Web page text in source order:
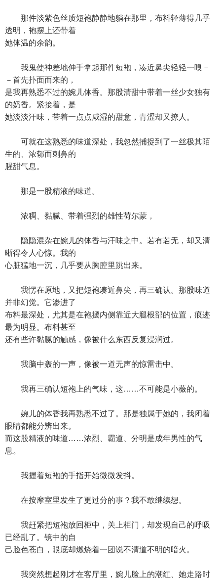
那件淡紫色丝质短袍静静地躺在那里，布料轻薄得几乎
透明，袍摆上还带着
她体温的余韵。
我鬼使神差地伸手拿起那件短袍，凑近鼻尖轻轻一嗅－
－首先扑面而来的，
是我再熟悉不过的婉儿体香。那股清甜中带着一丝少女独有
的奶香。紧接着，是
她淡淡汗味，带着一点点咸湿的甜意，青涩却又撩人。
可就在这熟悉的味道深处，我忽然捕捉到了一丝极其陌
生的、浓郁而刺鼻的
腥甜气息。
那是一股精液的味道。
浓稠、黏腻、带着强烈的雄性荷尔蒙，
隐隐混杂在婉儿的体香与汗味之中。若有若无，却又清
晰得令人心惊。我的
心脏猛地一沉，几乎要从胸腔里跳出来。
我愣在原地，又把短袍凑近鼻尖，再三确认。那股味道
并非幻觉。它渗进了
布料最深处，尤其是在袍摆内侧靠近大腿根部的位置，痕迹
最为明显。布料甚至
还有些许黏腻的触感，像被什么东西反复浸润过。
我脑中轰的一声，像被一道无声的惊雷击中。
我再三确认短袍上的气味，这……不可能是小薇的。
婉儿的体香我再熟悉不过了。那是独属于她的，我闭着
眼睛都能分辨出来。
而这股精液的味道……浓烈、霸道、分明是成年男性的气
息。
我握着短袍的手指开始微微发抖。
在按摩室里发生了更过分的事？我不敢继续想。
我赶紧把短袍放回柜中，关上柜门，却发现自己的呼吸
已经乱了。镜中的自
己脸色苍白，眼底却燃烧着一团说不清道不明的暗火。
我突然想起刚才在客厅里，婉儿脸上的潮红、她走路时